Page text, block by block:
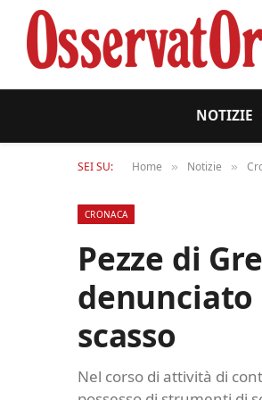
NOTIZIE
SEI SU: Home » Notizie »
CRONACA
Pezze di
denunciato
scasso
Nel corso di attività di